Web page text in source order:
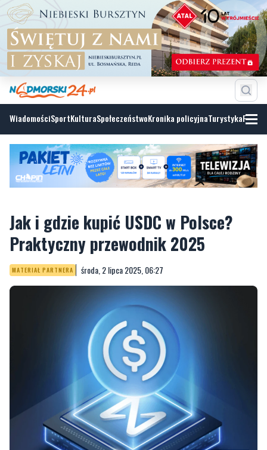
WiadomościSportKulturaSpołeczeństwoKronika policyjnaTurystyka
Jak i gdzie kupić USDC w Polsce?
Praktyczny przewodnik 2025
MATERIAŁ PARTNERA środa, 2 lipca 2025, 06:27